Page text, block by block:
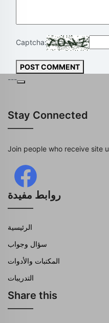
Captcha:
POST COMMENT
---
Stay Connected
Join people who receive site
روابط مفيدة
الرئيسية
سؤال وجواب
المكتبات والأدوات
التدريبات
Share this